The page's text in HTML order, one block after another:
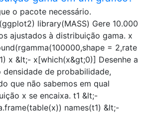
o pacote necessário.
library(MASS) Gere 10.000
ajustados à distribuição gama. x
= 2,rate
x &lt;- x[which(x&gt;0)] Desenhe a
densidade de probabilidade,
que não sabemos em qual
x se encaixa. t1 &lt;-
names(t1) &lt;-